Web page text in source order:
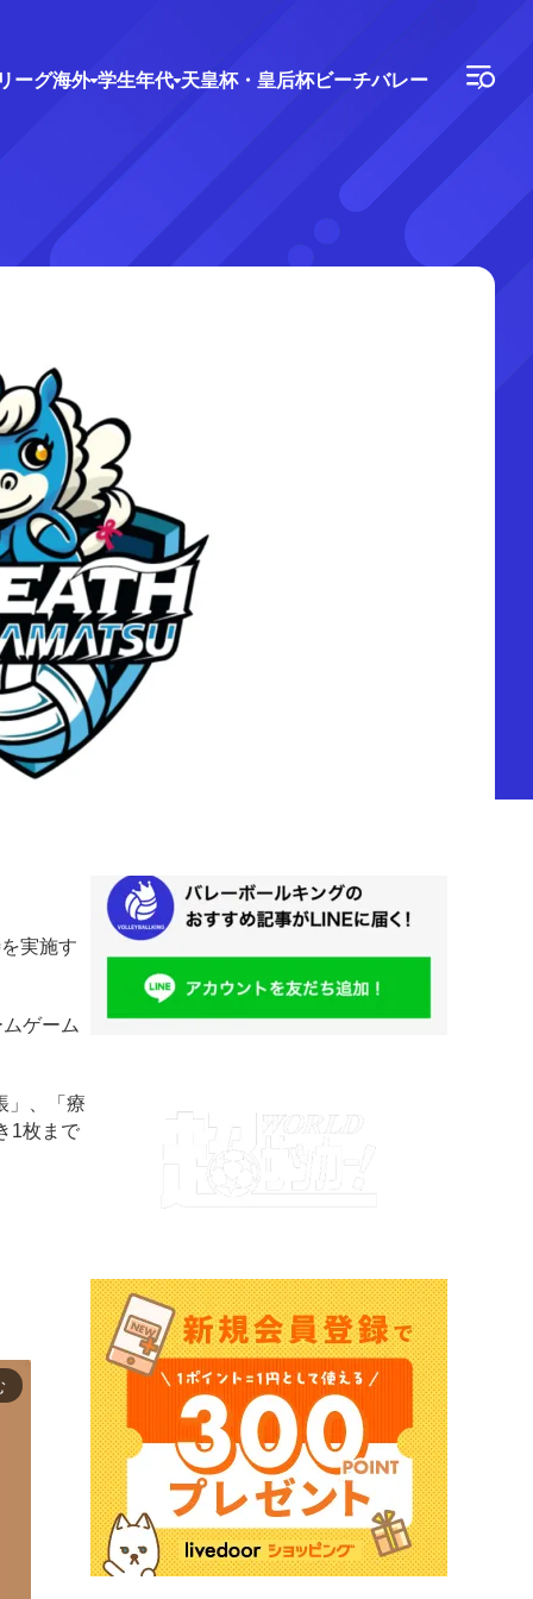
ーグ海外 学生年代 天皇杯・皇后杯ビーチバレー
実施す
ゲーム
」、「療
1枚まで